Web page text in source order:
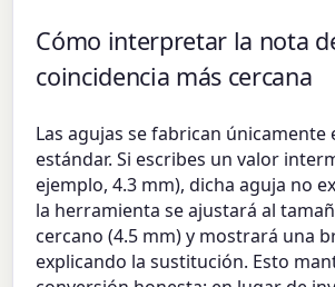
Cómo interpretar la nota
coincidencia más cercana
Las agujas se fabrican únicamente
estándar. Si escribes un valor
ejemplo, 4.3 mm), dicha aguja no
la herramienta se ajustará al
cercano (4.5 mm) y mostrará una
explicando la sustitución. Esto